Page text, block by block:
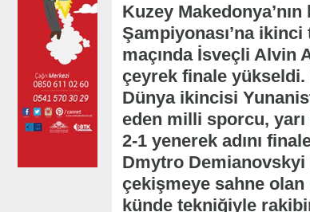
Kuzey
Şampiyonası’na
maçında İsveçli Alvin
çeyrek finale
Dünya ikincisi
eden milli sporcu, yarı
2-1 yenerek adını
Dmytro Demianovskyi
çekişmeye sahne olan
künde tekniğiyle